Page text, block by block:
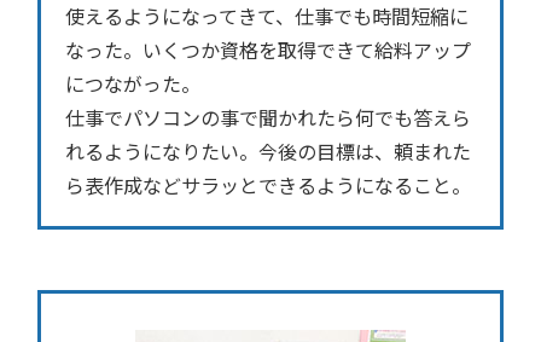
使えるようになってきて、仕事でも時間短縮に
なった。いくつか資格を取得できて給料アップ
につながった。
仕事でパソコンの事で聞かれたら何でも答えら
れるようになりたい。今後の目標は、頼まれた
ら表作成などサラッとできるようになること。